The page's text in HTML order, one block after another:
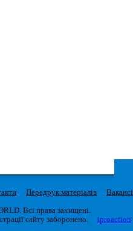
Передрук матеріалів
Всі права захищені.
сайту заборонено.
iproaction